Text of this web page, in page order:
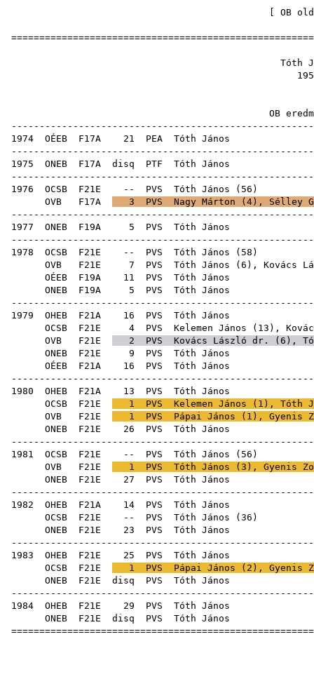
OB
Tóth
OB
1974 OÉEB F17A 21 PEA
1975 ONEB F17A disq PTF
1976 OCSB F21E -- PVS Tóth János ( 56
OVB F17A 3 PVS Nagy Márton ( 4 ), Sélley
1977 ONEB F19A 5 PVS
1978 OCSB F21E -- PVS Tóth János ( 58
OVB F21E 7 PVS Tóth János ( 6 ), Kovács
OÉEB F19A 11 PVS
ONEB F19A 5 PVS
1979 OHEB F21A 16 PVS
OCSB F21E 4 PVS Kelemen János ( 13 ),
OVB F21E 2 PVS Kovács László dr. ( 6 ),
ONEB F21E 9 PVS
OÉEB F21A 16 PVS
1980 OHEB F21A 13 PVS
OCSB F21E 1 PVS Kelemen János ( 1 ), Tóth
OVB F21E 1 PVS Pápai János ( 1 ), Gyenis
ONEB F21E 26 PVS
1981 OCSB F21E -- PVS Tóth János ( 56
OVB F21E 1 PVS Tóth János ( 3 ), Gyenis
ONEB F21E 27 PVS
1982 OHEB F21A 14 PVS
OCSB F21E -- PVS Tóth János ( 36
ONEB F21E 23 PVS
1983 OHEB F21E 25 PVS
OCSB F21E 1 PVS Pápai János ( 2 ), Gyenis
ONEB F21E disq PVS
1984 OHEB F21E 29 PVS
ONEB F21E disq PVS